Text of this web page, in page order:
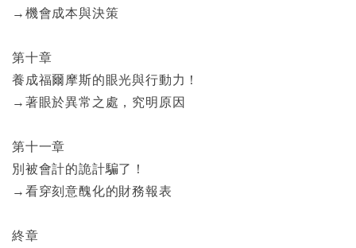
→機會成本與決策
第十章
養成福爾摩斯的眼光與行動力！
→著眼於異常之處，究明原因
第十一章
別被會計的詭計騙了！
→看穿刻意醜化的財務報表
終章